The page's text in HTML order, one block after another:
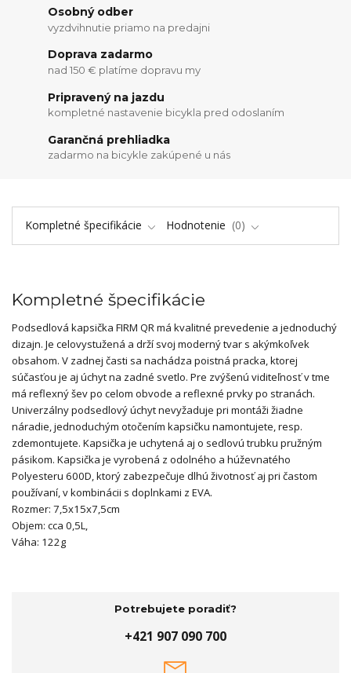
Osobný odber
vyzdvihnutie priamo na predajni
Doprava zadarmo
nad 150 € platíme dopravu my
Pripravený na jazdu
kompletné nastavenie bicykla pred odoslaním
Garančná prehliadka
zadarmo na bicykle zakúpené u nás
Kompletné špecifikácie Hodnotenie 0
Kompletné špecifikácie
Podsedlová kapsička FIRM QR má kvalitné prevedenie a jednoduchý
dizajn. Je celovystužená a drží svoj moderný tvar s akýmkoľvek
obsahom. V zadnej časti sa nachádza poistná pracka, ktorej
súčasťou je aj úchyt na zadné svetlo. Pre zvýšenú viditeľnosť v tme
má reflexný šev po celom obvode a reflexné prvky po stranách.
Univerzálny podsedlový úchyt nevyžaduje pri montáži žiadne
náradie, jednoduchým otočením kapsičku namontujete, resp.
zdemontujete. Kapsička je uchytená aj o sedlovú trubku pružným
pásikom. Kapsička je vyrobená z odolného a húževnatého
Polyesteru 600D, ktorý zabezpečuje dlhú životnosť aj pri častom
používaní, v kombinácii s doplnkami z EVA.
Rozmer: 7,5x15x7,5cm
Objem: cca 0,5L,
Váha: 122g
Potrebujete poradiť?
+421 907 090 700